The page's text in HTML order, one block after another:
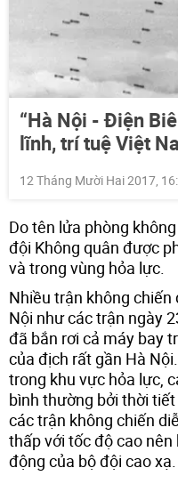
“Hà Nội - Điện
lĩnh, trí tuệ Việt
12 Tháng Mười Hai 2017,
Do tên lửa phòng
đội Không quân được
và trong vùng hỏa lực.
Nhiều trận không
Nội như các trận ngày
đã bắn rơi cả máy bay
của địch rất gần Hà
trong khu vực hỏa lực,
bình thường bởi thời
các trận không chiến
thấp với tốc độ cao
động của bộ đội cao xạ.